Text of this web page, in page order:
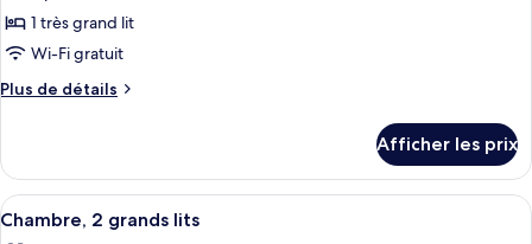
pour
ce
type
de
Chambre,
très
1 très grand lit
Wi-Fi gratuit
Plus de détails
Plus
Chambre,
très
Afficher les prix
Afficher
toutes
Literie de qualité, lit avec matelas à
5
Chambre, 2 grands lits